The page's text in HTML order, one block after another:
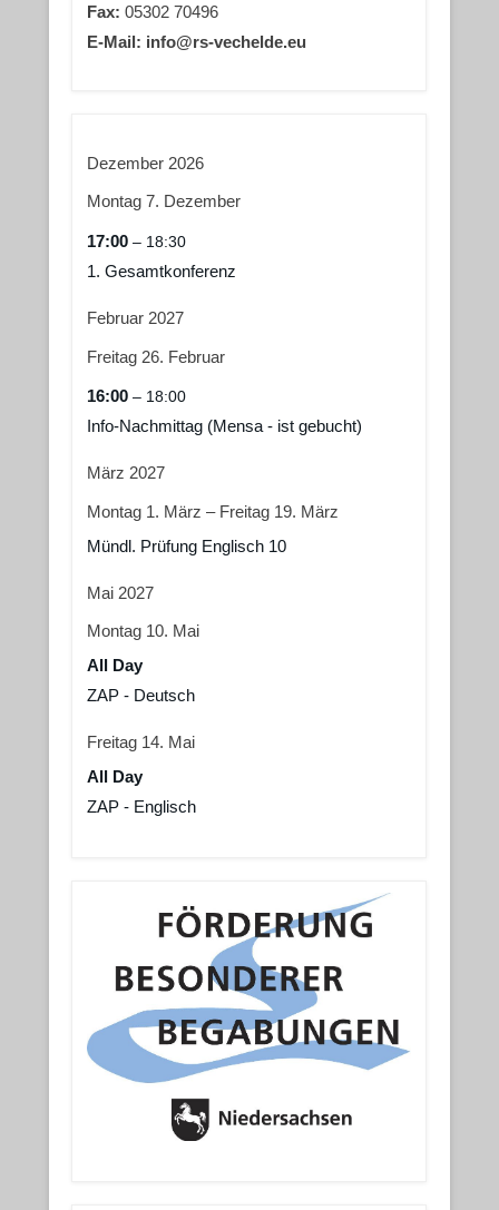
Fax: 05302 70496
E-Mail: info@rs-vechelde.eu
Dezember 2026
Montag 7. Dezember
17:00 – 18:30
1. Gesamtkonferenz
Februar 2027
Freitag 26. Februar
16:00 – 18:00
Info-Nachmittag (Mensa - ist gebucht)
März 2027
Montag 1. März – Freitag 19. März
Mündl. Prüfung Englisch 10
Mai 2027
Montag 10. Mai
All Day
ZAP - Deutsch
Freitag 14. Mai
All Day
ZAP - Englisch